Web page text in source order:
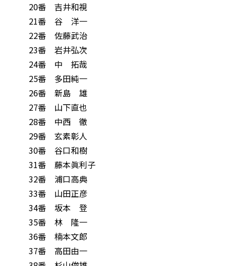
20番 吉井和視
21番 谷 洋一
22番 佐藤武治
23番 岩井弘次
24番 中 拓哉
25番 多田純一
26番 新島 雄
27番 山下直也
28番 中西 徹
29番 玄素彰人
30番 谷口和樹
31番 藤本眞利子
32番 浦口高典
33番 山田正彦
34番 坂本 登
35番 林 隆一
36番 楠本文郎
37番 高田由一